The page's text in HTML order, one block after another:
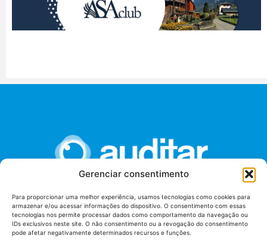
Gerenciar consentimento
Para proporcionar uma melhor experiência, usamos tecnologias como cookies para
armazenar e/ou acessar informações do dispositivo. O consentimento com essas
tecnologias nos permite processar dados como comportamento da navegação ou
IDs exclusivos neste site. O não consentimento ou a revogação do consentimento
pode afetar negativamente determinados recursos e funções.
União dos Auditores Federais de Controle Externo -
AUDITAR
Setor de Administração Federal Sul (SAF/Sul), Qd. 04, Lt. 01